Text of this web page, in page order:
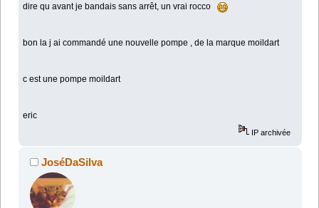
dire qu avant je bandais sans arrêt, un vrai rocco
bon la j ai commandé une nouvelle pompe , de la marque moildart
c est une pompe moildart
eric
IP archivée
JoséDaSilva